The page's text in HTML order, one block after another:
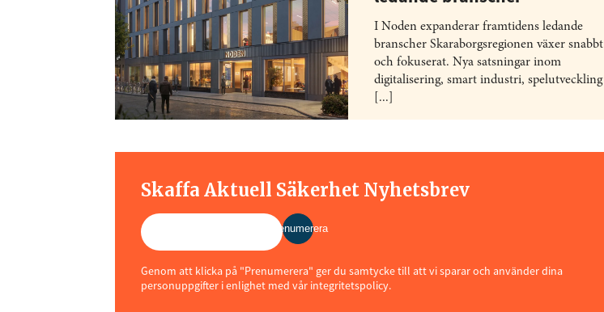
I Noden expanderar framtidens ledande
branscher Skaraborgsregionen växer snabbt
och fokuserat. Nya satsningar inom
digitalisering, smart industri, spelutveckling
[...]
Skaffa Aktuell Säkerhet Nyhetsbrev
Prenumerera
Genom att klicka på "Prenumerera" ger du samtycke till att vi sparar och använder dina
personuppgifter i enlighet med vår integritetspolicy.